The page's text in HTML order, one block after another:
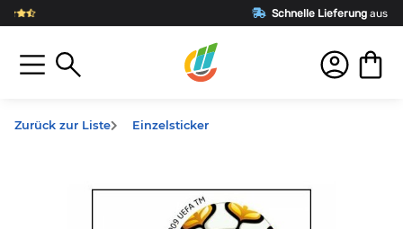
Schnelle Lieferungaus Deutschland
Zurück zur Liste Einzelsticker